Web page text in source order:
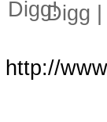
Digg
http://